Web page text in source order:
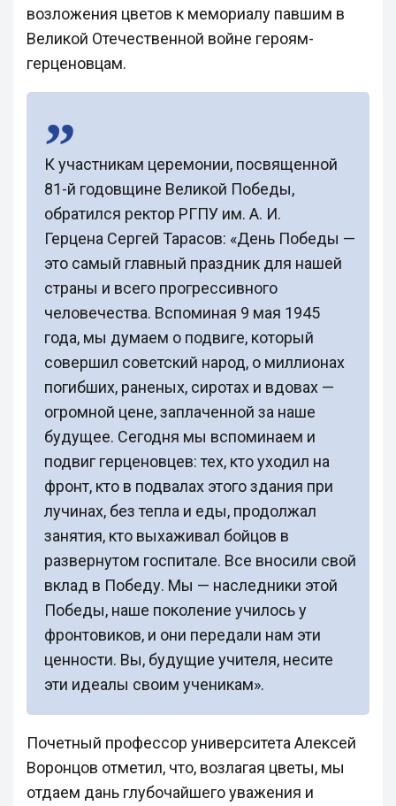
возложения цветов к мемориалу павшим в
Великой Отечественной войне героям-
герценовцам.
К участникам церемонии, посвященной
81-й годовщине Великой Победы,
обратился ректор РГПУ им. А. И.
Герцена Сергей Тарасов: «День Победы —
это самый главный праздник для нашей
страны и всего прогрессивного
человечества. Вспоминая 9 мая 1945
года, мы думаем о подвиге, который
совершил советский народ, о миллионах
погибших, раненых, сиротах и вдовах —
огромной цене, заплаченной за наше
будущее. Сегодня мы вспоминаем и
подвиг герценовцев: тех, кто уходил на
фронт, кто в подвалах этого здания при
лучинах, без тепла и еды, продолжал
занятия, кто выхаживал бойцов в
развернутом госпитале. Все вносили свой
вклад в Победу. Мы — наследники этой
Победы, наше поколение училось у
фронтовиков, и они передали нам эти
ценности. Вы, будущие учителя, несите
эти идеалы своим ученикам».
Почетный профессор университета Алексей
Воронцов отметил, что, возлагая цветы, мы
отдаем дань глубочайшего уважения и